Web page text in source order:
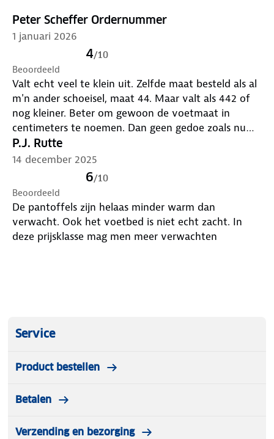
Peter Scheffer Ordernummer
1 januari 2026
4/10
Beoordeeld
Valt echt veel te klein uit. Zelfde maat besteld als al
m'n ander schoeisel, maat 44. Maar valt als 442 of
nog kleiner. Beter om gewoon de voetmaat in
centimeters te noemen. Dan geen gedoe zoals nu
met een maat die niet klopt. Verder moest ik een
retourlabel telefonisch aanvragen. Restitutie duurde
P.J. Rutte
14 december 2025
6/10
Beoordeeld
De pantoffels zijn helaas minder warm dan
verwacht. Ook het voetbed is niet echt zacht. In
deze prijsklasse mag men meer verwachten
Service
Product bestellen
Betalen
Verzending en bezorging